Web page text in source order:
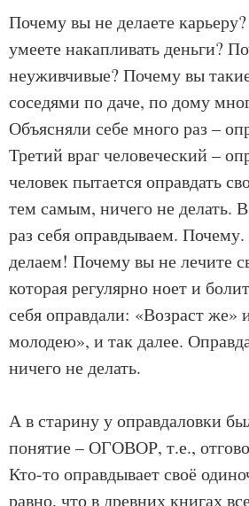
Почему вы не делаете
умеете накапливать деньги?
неуживчивые? Почему вы
соседями по даче, по дому
Объясняли себе много раз –
Третий враг человеческий –
человек пытается оправдать
тем самым, ничего не делать.
раз себя оправдываем.
делаем! Почему вы не лечите
которая регулярно ноет и
себя оправдали: «Возраст
молодею», и так далее.
ничего не делать.
А в старину у оправдаловки
понятие – ОГОВОР, т.е.,
Кто-то оправдывает своё
равно, что в древних книгах